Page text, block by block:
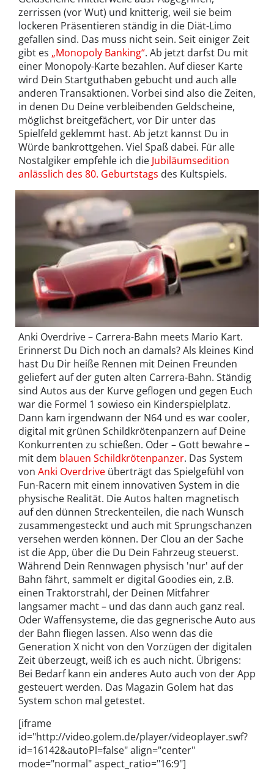
zerrissen (vor Wut) und knitterig, weil sie beim
lockeren Präsentieren ständig in die Diät-Limo
gefallen sind. Das muss nicht sein. Seit einiger Zeit
gibt es „Monopoly Banking“. Ab jetzt darfst Du mit
einer Monopoly-Karte bezahlen. Auf dieser Karte
wird Dein Startguthaben gebucht und auch alle
anderen Transaktionen. Vorbei sind also die Zeiten,
in denen Du Deine verbleibenden Geldscheine,
möglichst breitgefächert, vor Dir unter das
Spielfeld geklemmt hast. Ab jetzt kannst Du in
Würde bankrottgehen. Viel Spaß dabei. Für alle
Nostalgiker empfehle ich die Jubiläumsedition
anlässlich des 80. Geburtstags des Kultspiels.
Anki Overdrive – Carrera-Bahn meets Mario Kart.
Erinnerst Du Dich noch an damals? Als kleines Kind
hast Du Dir heiße Rennen mit Deinen Freunden
geliefert auf der guten alten Carrera-Bahn. Ständig
sind Autos aus der Kurve geflogen und gegen Euch
war die Formel 1 sowieso ein Kinderspielplatz.
Dann kam irgendwann der N64 und es war cooler,
digital mit grünen Schildkrötenpanzern auf Deine
Konkurrenten zu schießen. Oder – Gott bewahre –
mit dem blauen Schildkrötenpanzer. Das System
von Anki Overdrive überträgt das Spielgefühl von
Fun-Racern mit einem innovativen System in die
physische Realität. Die Autos halten magnetisch
auf den dünnen Streckenteilen, die nach Wunsch
zusammengesteckt und auch mit Sprungschanzen
versehen werden können. Der Clou an der Sache
ist die App, über die Du Dein Fahrzeug steuerst.
Während Dein Rennwagen physisch 'nur' auf der
Bahn fährt, sammelt er digital Goodies ein, z.B.
einen Traktorstrahl, der Deinen Mitfahrer
langsamer macht – und das dann auch ganz real.
Oder Waffensysteme, die das gegnerische Auto aus
der Bahn fliegen lassen. Also wenn das die
Generation X nicht von den Vorzügen der digitalen
Zeit überzeugt, weiß ich es auch nicht. Übrigens:
Bei Bedarf kann ein anderes Auto auch von der App
gesteuert werden. Das Magazin Golem hat das
System schon mal getestet.
[iframe
id="http://video.golem.de/player/videoplayer.swf?
id=16142&autoPl=false" align="center"
mode="normal" aspect_ratio="16:9"]